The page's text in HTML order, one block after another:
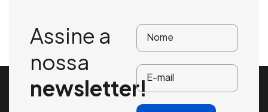
Assine a
nossa
newsletter!